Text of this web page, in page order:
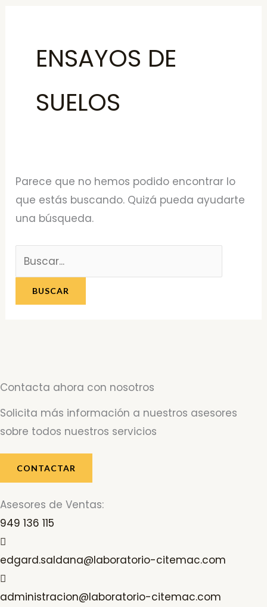
ENSAYOS DE
SUELOS
Parece que no hemos podido encontrar lo
que estás buscando. Quizá pueda ayudarte
una búsqueda.
Contacta ahora con nosotros
Solicita más información a nuestros asesores
sobre todos nuestros servicios
CONTACTAR
Asesores de Ventas:
949 136 115
edgard.saldana@laboratorio-citemac.com
administracion@laboratorio-citemac.com